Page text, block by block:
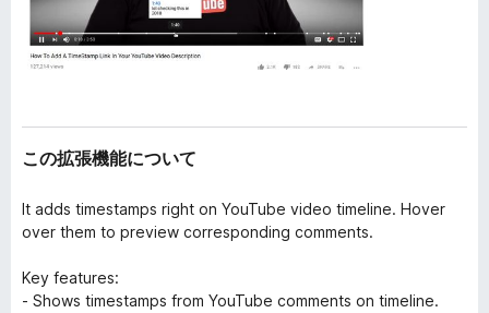
この拡張機能について
It adds timestamps right on YouTube video timeline. Hover
over them to preview corresponding comments.
Key features:
- Shows timestamps from YouTube comments on timeline.